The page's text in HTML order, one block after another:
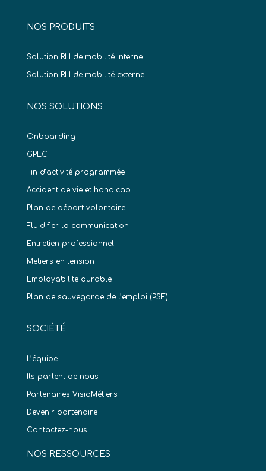
NOS PRODUITS
Solution RH de mobilité interne
Solution RH de mobilité externe
NOS SOLUTIONS
Onboarding
GPEC
Fin d’activité programmée
Accident de vie et handicap
Plan de départ volontaire
Fluidifier la communication
Entretien professionnel
Metiers en tension
Employabilite durable
Plan de sauvegarde de l’emploi (PSE)
SOCIÉTÉ
L’équipe
Ils parlent de nous
Partenaires VisioMétiers
Devenir partenaire
Contactez-nous
NOS RESSOURCES